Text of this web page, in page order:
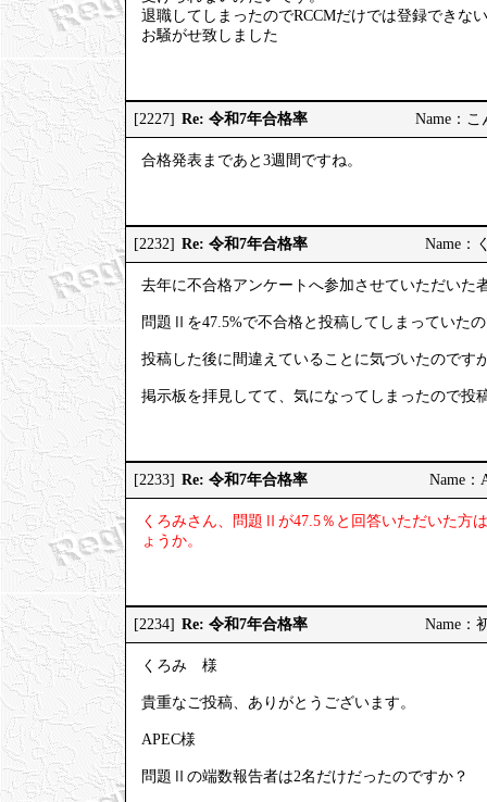
退職してしまったのでRCCMだけでは登録できな
お騒がせ致しました
[2227] Re: 令和7年合格率 Name：
合格発表まであと3週間ですね。
[2232] Re: 令和7年合格率 Name：
去年に不合格アンケートへ参加させていただいた
問題Ⅱを47.5%で不合格と投稿してしまっていた
投稿した後に間違えていることに気づいたのです
掲示板を拝見してて、気になってしまったので投
[2233] Re: 令和7年合格率 Name：
くろみさん、問題Ⅱが47.5％と回答いただいた方
ょうか。
[2234] Re: 令和7年合格率 Name：
くろみ 様
貴重なご投稿、ありがとうございます。
APEC様
問題Ⅱの端数報告者は2名だけだったのですか？